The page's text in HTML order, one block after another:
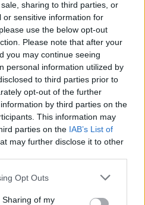
sharing to third parties, or
or sensitive information for
use the below opt-out
Please note that after your
you may continue seeing
personal information utilized by
to third parties prior to
opt-out of the further
by third parties on the
This information may
parties on the IAB’s List of
may further disclose it to other
Opt Outs
of my